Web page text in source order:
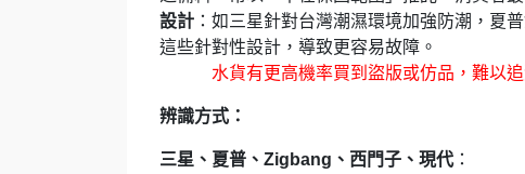
設計 ：如三星針對台灣潮濕環境加強防潮，夏
這些針對性設計，導致更容易故障。
水貨有更高機率買到盜版或仿品，難以追
辨識方式：
三星、夏普、Zigbang、西門子、現代：